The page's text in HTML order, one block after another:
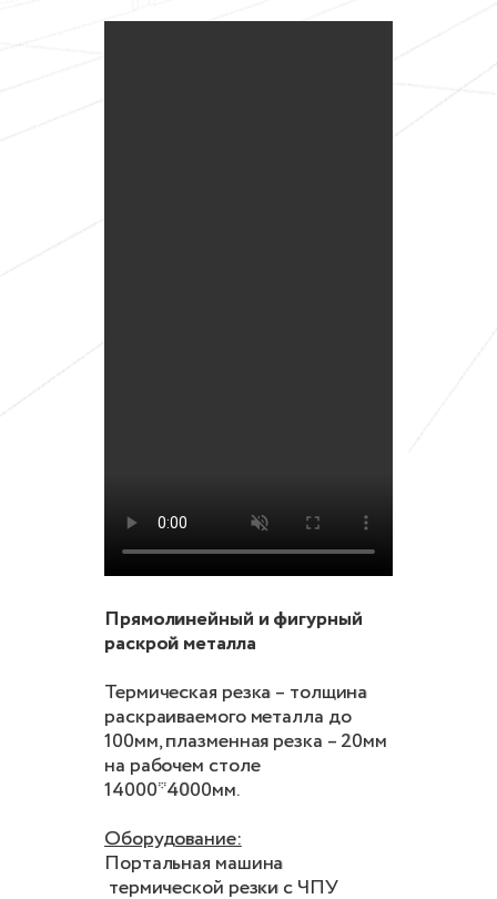
Прямолинейный и фигурный
раскрой металла
Термическая резка – толщина
раскраиваемого металла до
100мм, плазменная резка – 20мм
на рабочем столе
14000*4000мм.
Оборудование:
Портальная машина
термической резки с ЧПУ